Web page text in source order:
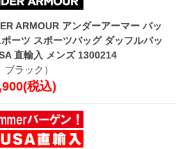
ARMOUR アンダーアーマー バッ
ーツ スポーツバッグ ダッフルバッ
直輸入 メンズ 1300214
ブラック）
税込)